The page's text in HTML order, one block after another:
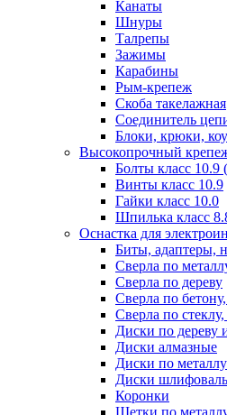
Канаты
Шнуры
Талрепы
Зажимы
Карабины
Рым-крепеж
Скоба такелажная
Соединитель
Блоки, крюки,
Высокопрочный
Болты класс 10.9
Винты класс 10.9
Гайки класс 10.0
Шпилька класс
Оснастка для
Биты, адаптеры,
Сверла по
Сверла по дереву
Сверла по
Сверла по
Диски по
Диски алмазные
Диски по металлу
Диски
Коронки
Щетки по